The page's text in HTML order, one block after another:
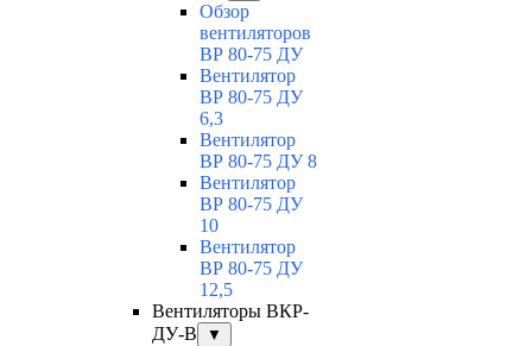
Обзор
вентиляторов
ВР 80-75 ДУ
Вентилятор
ВР 80-75 ДУ
6,3
Вентилятор
ВР 80-75 ДУ 8
Вентилятор
ВР 80-75 ДУ
10
Вентилятор
ВР 80-75 ДУ
12,5
Вентиляторы ВКР-
ДУ-В
▼